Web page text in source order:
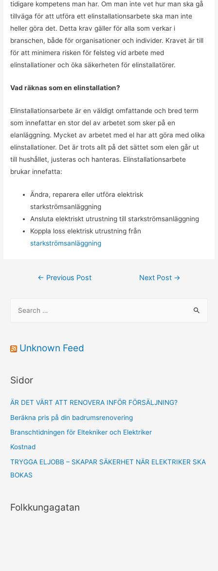
tidigare kompetens man har. Om man inte vet hur man ska gå
tillväga för att utföra ett elinstallationsarbete ska man inte
heller göra det. Detta krav gäller för alla som verkar i
branschen, både för organisationer och individer. Kravet är till
för att minimera risken för felsteg vid arbete med
elinstallationer och öka säkerheten för elinstallatörer.
Vad räknas som en elinstallation?
Elinstallationsarbete är en väldigt omfattande och bred term
som innefattar en stor del av arbetet som sker på en
elanläggning. Mycket av arbetet med el har att göra med olika
elinstallationer. Det är trots allt på det sättet som elen går ut
till hushållet, justeras och hanteras. Elinstallationsarbete
brukar innefatta:
Ändra, reparera eller utföra elektrisk
starkströmsanläggning
Ansluta elektriskt utrustning till starkströmsanläggning
Koppla loss elektrisk utrustning från
starkströmsanläggning
Post
← Previous Post Next Post →
f
:
Unknown Feed
Sidor
ÄR DET VÄRT ATT RENOVERA INFÖR FÖRSÄLJNING?
Beräkna pris på din badrumsrenovering
Branschtidningen för Eltekniker och Elektriker
Kostnad
TRYGGA ELJOBB – SKAPAR SÄKERHET NÄR ELEKTRIKER SKA
BOKAS
Folkkungagatan